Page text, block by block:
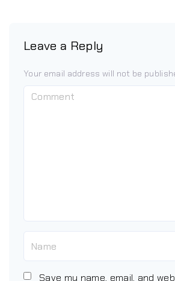
Leave a Reply
Your email address will not be
Save my name, email, and